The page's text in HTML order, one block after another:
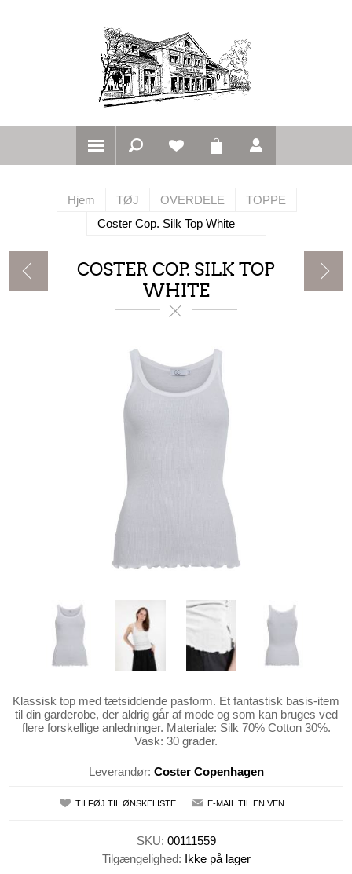
Hjem TØJ OVERDELE
TOPPE
Coster Cop. Silk Top White
COSTER COP. SILK TOP
WHITE
Klassisk top med tætsiddende pasform. Et fantastisk basis-item
til din garderobe, der aldrig går af mode og som kan bruges ved
flere forskellige anledninger. Materiale: Silk 70% Cotton 30%.
Vask: 30 grader.
Leverandør: Coster Copenhagen
TILFØJ TIL ØNSKELISTE E-MAIL TIL EN VEN
SKU: 00111559
Tilgængelighed: Ikke på lager